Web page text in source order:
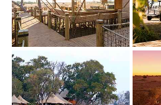
Show larger version